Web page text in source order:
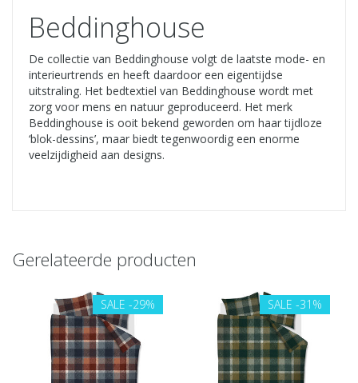
Beddinghouse
De collectie van Beddinghouse volgt de laatste mode- en
interieurtrends en heeft daardoor een eigentijdse
uitstraling. Het bedtextiel van Beddinghouse wordt met
zorg voor mens en natuur geproduceerd. Het merk
Beddinghouse is ooit bekend geworden om haar tijdloze
‘blok-dessins’, maar biedt tegenwoordig een enorme
veelzijdigheid aan designs.
Gerelateerde producten
SALE -29% SALE -31%